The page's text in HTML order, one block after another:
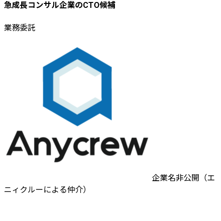
急成長コンサル企業のCTO候補
業務委託
企業名非公開（エ
ニィクルーによる仲介）